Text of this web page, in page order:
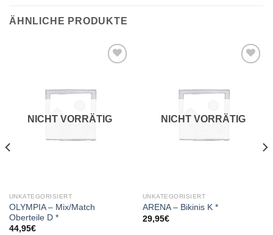
ÄHNLICHE PRODUKTE
NICHT VORRÄTIG
UNKATEGORISIERT
OLYMPIA – Mix/Match
Oberteile D *
44,95€
NICHT VORRÄTIG
UNKATEGORISIERT
ARENA – Bikinis K *
29,95€